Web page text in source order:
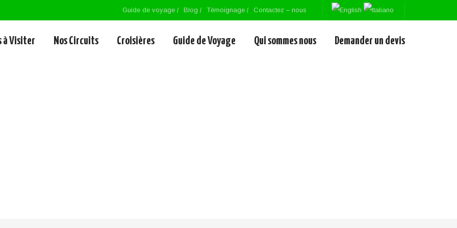
Guide de voyage Blog Témoignage Contactez – nous
à Visiter Nos Circuits Croisières Guide de Voyage Qui sommes nous Demander un devis